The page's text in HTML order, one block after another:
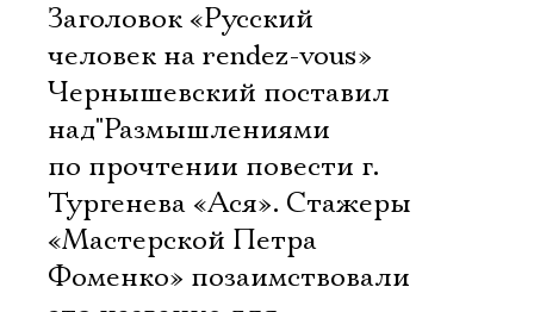
Заголовок «Русский
человек на rendez-vous»
Чернышевский поставил
над"Размышлениями
по прочтении повести г.
Тургенева «Ася». Стажеры
«Мастерской Петра
Фоменко» позаимствовали